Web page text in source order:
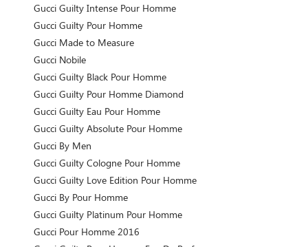
Gucci Guilty Intense Pour Homme
Gucci Guilty Pour Homme
Gucci Made to Measure
Gucci Nobile
Gucci Guilty Black Pour Homme
Gucci Guilty Pour Homme Diamond
Gucci Guilty Eau Pour Homme
Gucci Guilty Absolute Pour Homme
Gucci By Men
Gucci Guilty Cologne Pour Homme
Gucci Guilty Love Edition Pour Homme
Gucci By Pour Homme
Gucci Guilty Platinum Pour Homme
Gucci Pour Homme 2016